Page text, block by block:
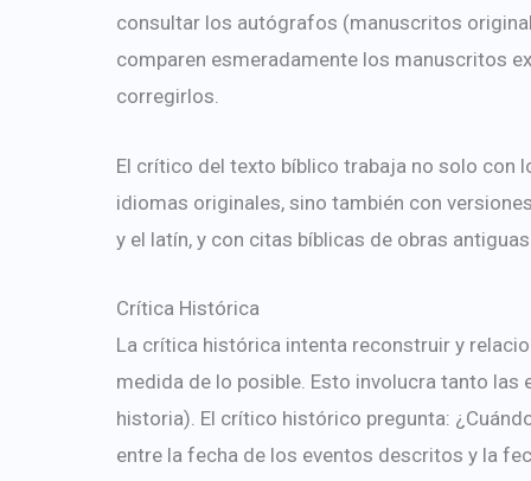
consultar los autógrafos (manuscritos
comparen esmeradamente los manuscritos
corregirlos.
El crítico del texto bíblico trabaja no solo con
idiomas originales, sino también con
y el latín, y con citas bíblicas de obras
Crítica Histórica
La crítica histórica intenta reconstruir y
medida de lo posible. Esto involucra tanto
historia). El crítico histórico pregunta:
entre la fecha de los eventos descritos y la